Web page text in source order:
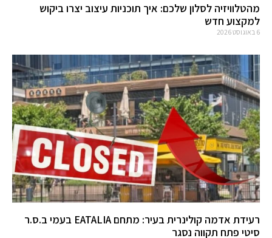
מהטלוויזיה לסלון שלכם: איך תוכניות עיצוב יצרו ביקוש
למקצוע חדש
6 באוגוסט 2026
רעידת אדמה קולינרית בעיר: מתחם EATALIA בעמי ב.ס.ר
סיטי פתח תקווה נסגר